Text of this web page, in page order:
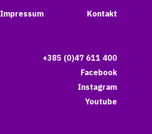
Impressum Kontakt
+385 (0)47 611 400
Facebook
Instagram
Youtube